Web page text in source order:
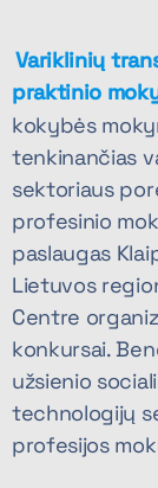
Variklinių
praktinio
kokybės
tenkinančias
sektoriaus
profesinio
paslaugas
Lietuvos
Centre
konkursai.
užsienio
technologijų
profesijos